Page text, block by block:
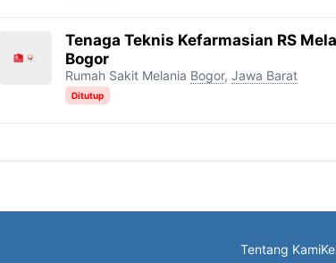
Tenaga Teknis Kefarmasian RS
Bogor
Rumah Sakit Melania Bogor, Jawa Barat
Ditutup
Tentang Kami